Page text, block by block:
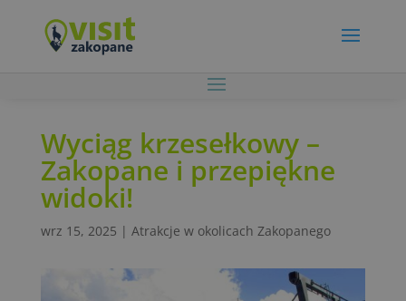
Wyciąg krzesełkowy –
Zakopane i przepiękne
widoki!
wrz 15, 2025 | Atrakcje w okolicach Zakopanego